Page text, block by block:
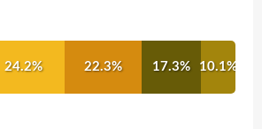
24.2% 22.3% 17.3% 10.1%